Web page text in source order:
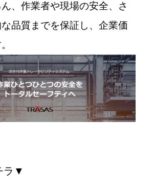
、作業者や現場の安全、さ
品質までを保証し、企業価
ラ▼